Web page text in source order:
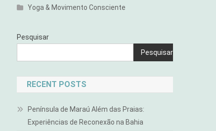
Yoga & Movimento Consciente
Pesquisar
Pesquisar
RECENT POSTS
Península de Maraú Além das Praias:
Experiências de Reconexão na Bahia